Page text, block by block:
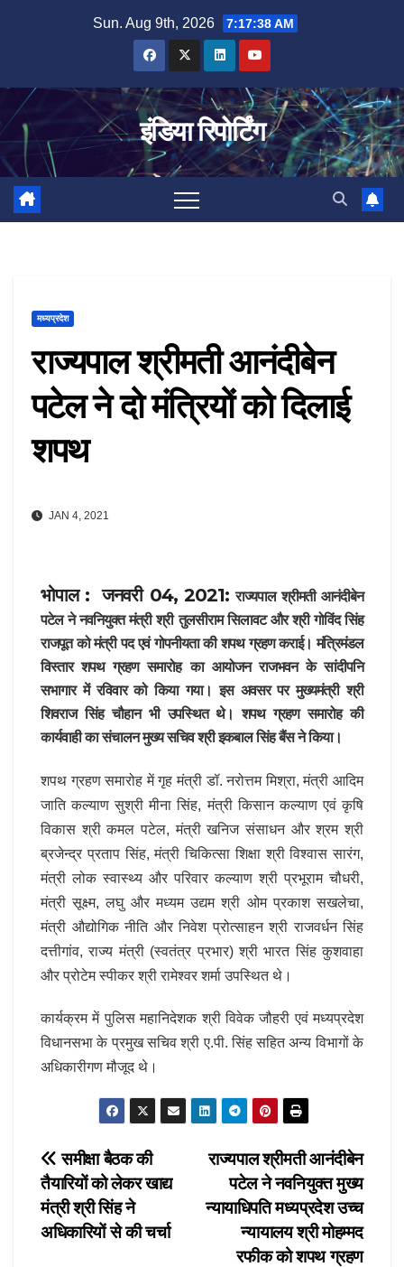
Sun. Aug 9th, 2026 7:17:38 AM
इंडिया रिपोर्टिंग
मध्यप्रदेश
राज्यपाल श्रीमती आनंदीबेन
पटेल ने दो मंत्रियों को दिलाई
शपथ
JAN 4, 2021
भोपाल : जनवरी 04, 2021:राज्यपाल श्रीमती आनंदीबेन
पटेल ने नवनियुक्त मंत्री श्री तुलसीराम सिलावट और श्री गोविंद सिंह
राजपूत को मंत्री पद एवं गोपनीयता की शपथ ग्रहण कराई। मंत्रिमंडल
विस्तार शपथ ग्रहण समारोह का आयोजन राजभवन के सांदीपनि
सभागार में रविवार को किया गया। इस अवसर पर मुख्यमंत्री श्री
शिवराज सिंह चौहान भी उपस्थित थे। शपथ ग्रहण समारोह की
कार्यवाही का संचालन मुख्य सचिव श्री इकबाल सिंह बैंस ने किया।
शपथ ग्रहण समारोह में गृह मंत्री डॉ. नरोत्तम मिश्रा, मंत्री आदिम
जाति कल्याण सुश्री मीना सिंह, मंत्री किसान कल्याण एवं कृषि
विकास श्री कमल पटेल, मंत्री खनिज संसाधन और श्रम श्री
ब्रजेन्द्र प्रताप सिंह, मंत्री चिकित्सा शिक्षा श्री विश्वास सारंग,
मंत्री लोक स्वास्थ्य और परिवार कल्याण श्री प्रभूराम चौधरी,
मंत्री सूक्ष्म, लघु और मध्यम उद्यम श्री ओम प्रकाश सखलेचा,
मंत्री औद्योगिक नीति और निवेश प्रोत्साहन श्री राजवर्धन सिंह
दत्तीगांव, राज्य मंत्री (स्वतंत्र प्रभार) श्री भारत सिंह कुशवाहा
और प्रोटेम स्पीकर श्री रामेश्वर शर्मा उपस्थित थे।
कार्यक्रम में पुलिस महानिदेशक श्री विवेक जौहरी एवं मध्यप्रदेश
विधानसभा के प्रमुख सचिव श्री ए.पी. सिंह सहित अन्य विभागों के
अधिकारीगण मौजूद थे।
Post
navigation
राज्यपाल श्रीमती आनंदीबेन
पटेल ने नवनियुक्त मुख्य
न्यायाधिपति मध्यप्रदेश उच्च
न्यायालय श्री मोहम्मद
रफीक को शपथ ग्रहण
समीक्षा बैठक की
तैयारियों को लेकर खाद्य
मंत्री श्री सिंह ने
अधिकारियों से की चर्चा